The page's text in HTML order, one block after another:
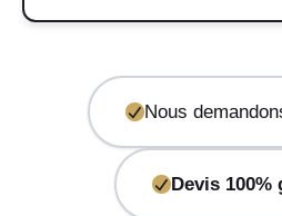
Nous
Devis 100%